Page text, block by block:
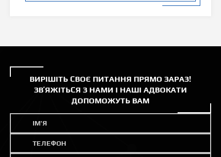
ВИРІШІТЬ СВОЄ ПИТАННЯ ПРЯМО ЗАРАЗ!
ЗВʼЯЖІТЬСЯ З НАМИ І НАШІ АДВОКАТИ
ДОПОМОЖУТЬ ВАМ